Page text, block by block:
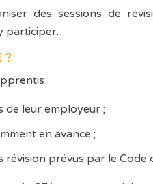
des sessions de
participer.
?
:
de leur employeur ;
en avance ;
révision prévus par le Code